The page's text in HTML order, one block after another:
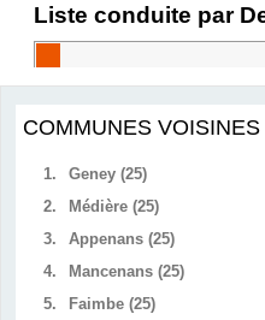
COMMUNES VOISINES
1.
Geney (25)
2.
Médière (25)
3.
Appenans (25)
4.
Mancenans (25)
5.
Faimbe (25)